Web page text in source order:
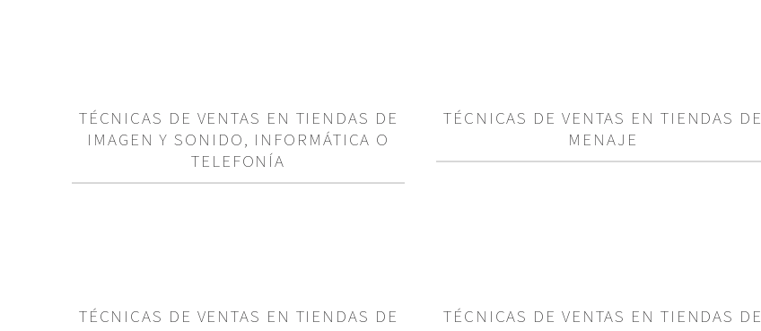
TÉCNICAS DE VENTAS EN TIENDAS DE
IMAGEN Y SONIDO, INFORMÁTICA O
TELEFONÍA
TÉCNICAS DE VENTAS EN TIENDAS DE
MENAJE
TÉCNICAS DE VENTAS EN TIENDAS DE
TÉCNICAS DE VENTAS EN TIENDAS DE